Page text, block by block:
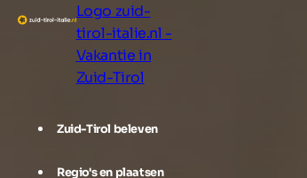
Logo zuid-
tirol-italie.nl -
Vakantie in
Zuid-Tirol
Zuid-Tirol beleven
Regio's en plaatsen